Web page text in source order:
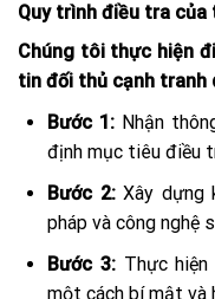
Quy trình điều tra của
Chúng tôi thực hiện
tin đối thủ cạnh tranh
Bước 1: Nhận
định mục tiêu điều
Bước 2:Xây dựng
pháp và công nghệ
Bước 3: Thực
một cách bí mật và